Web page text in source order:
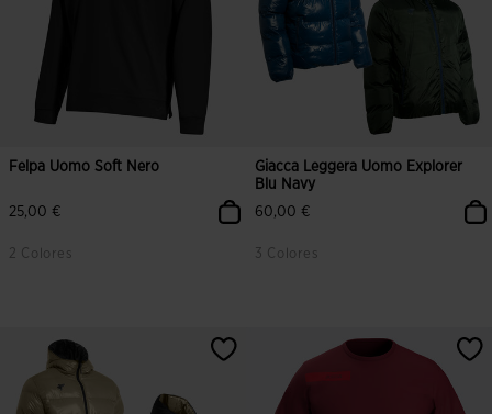
Felpa Uomo Soft Nero
25,00 €
2 Colores
4,7 su 5 valutazione dei clienti
Giacca Leggera Uomo Explorer
Blu Navy
60,00 €
3 Colores
4,6 su 5 valutazione dei clienti